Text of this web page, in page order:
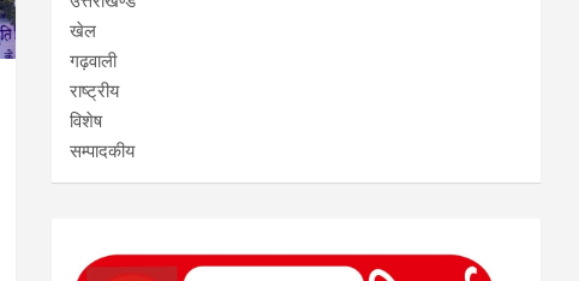
खेल
गढ़वाली
राष्ट्रीय
विशेष
सम्पादकीय